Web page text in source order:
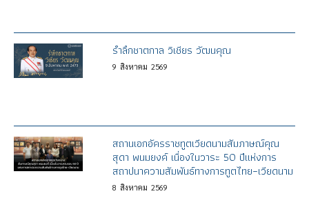
รำลึกชาตกาล วิเชียร วัฒนคุณ
9 สิงหาคม 2569
สถานเอกอัครราชทูตเวียดนามสัมภาษณ์คุณ
สุดา พนมยงค์ เนื่องในวาระ 50 ปีแห่งการ
สถาปนาความสัมพันธ์ทางการทูตไทย–เวียดนาม
8 สิงหาคม 2569